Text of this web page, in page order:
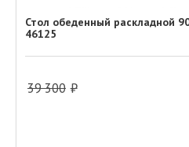
Стол обеденный раскладной
46125
39 300